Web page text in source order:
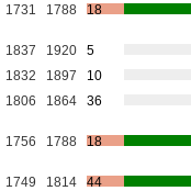
1731 1788 18
1837 1920
5
1832 1897
10
1806 1864 36
1756 1788 18
1749 1814 44